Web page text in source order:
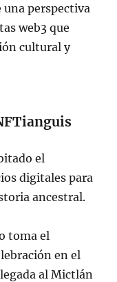
perspectiva
web3 que
cultural y
el
digitales para
ancestral.
toma el
en el
al Mictlán